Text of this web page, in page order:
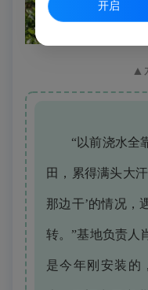
▲
“以前浇水全
田，累得满头大
那边干’的情况，
转。”基地负责人
是今年刚安装的
开启